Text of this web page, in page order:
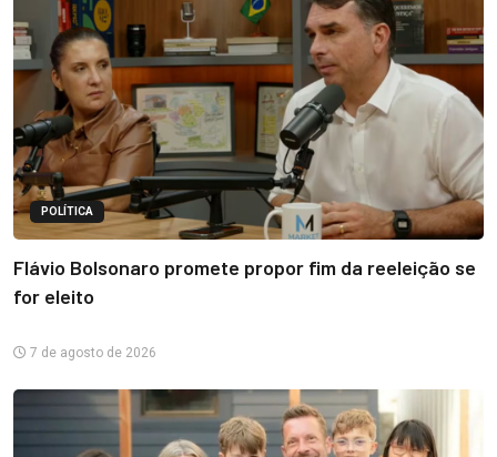
POLÍTICA
Flávio Bolsonaro promete propor fim da reeleição se
for eleito
7 de agosto de 2026